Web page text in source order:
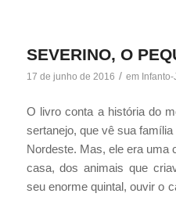
SEVERINO, O
17 de junho de 2016 / em
O livro conta a história do
sertanejo, que vê sua
Nordeste. Mas, ele era uma
casa, dos animais que
seu enorme quintal, ouvir o